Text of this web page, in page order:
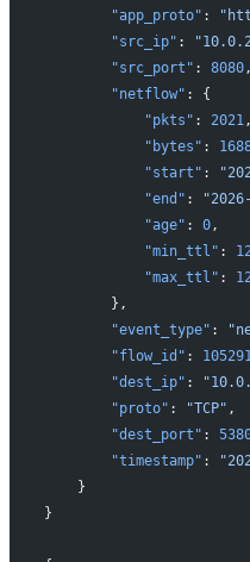
        "app_proto"
:
        "src_ip"
:
        "src_port"
: 8080,
        "netflow"
: {
            "pkts"
: 2021,
            "bytes"
:
            "start"
:
            "end"
:
            "age"
: 0,
            "min_ttl"
:
            "max_ttl"
:
        },
        "event_type"
:
        "flow_id"
:
        "dest_ip"
:
        "proto"
: "TCP" ,
        "dest_port"
:
        "timestamp"
:
    }
}